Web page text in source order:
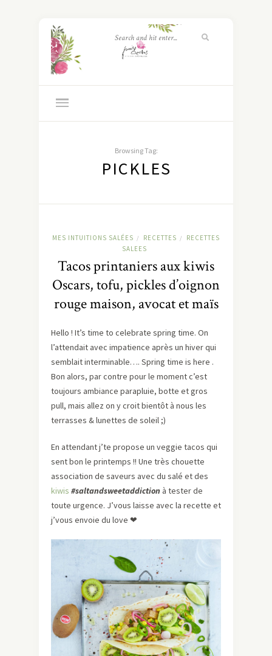
Browsing Tag:
PICKLES
MES INTUITIONS SALÉES / RECETTES /
RECETTES
SALEES
Tacos printaniers aux kiwis
Oscars, tofu, pickles d’oignon
rouge maison, avocat et maïs
Hello ! It’s time to celebrate spring time. On
l’attendait avec impatience après un hiver qui
semblait interminable…. Spring time is here .
Bon alors, par contre pour le moment c’est
toujours ambiance parapluie, botte et gros
pull, mais allez on y croit bientôt à nous les
terrasses & lunettes de soleil ;)
En attendant j’te propose un veggie tacos qui
sent bon le printemps !! Une très chouette
association de saveurs avec du salé et des
kiwis #saltandsweetaddiction à tester de
toute urgence. J’vous laisse avec la recette et
j’vous envoie du love ❤